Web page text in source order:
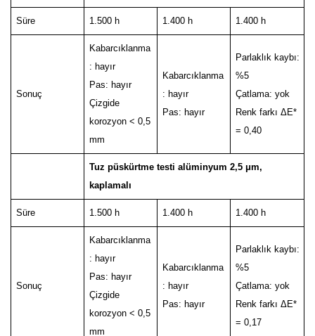
Süre 1.500 h 1.400 h 1.400 h
Sonuç
Kabarcıklanma
: hayır
Pas: hayır
Çizgide
korozyon < 0,5
mm
Kabarcıklanma
: hayır
Pas: hayır
Parlaklık kaybı:
%5
Çatlama: yok
Renk farkı ΔE*
= 0,40
Tuz püskürtme testi alüminyum 2,5 μm,
kaplamalı
Süre 1.500 h 1.400 h 1.400 h
Sonuç
Kabarcıklanma
: hayır
Pas: hayır
Çizgide
korozyon < 0,5
mm
Kabarcıklanma
: hayır
Pas: hayır
Parlaklık kaybı:
%5
Çatlama: yok
Renk farkı ΔE*
= 0,17